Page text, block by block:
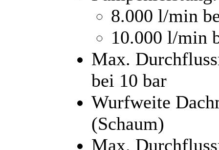
8.000 l/min
10.000 l/min
Max.
bei 10 bar
Wurfweite
(Schaum)
Max.